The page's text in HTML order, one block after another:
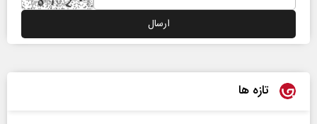
تازه ها